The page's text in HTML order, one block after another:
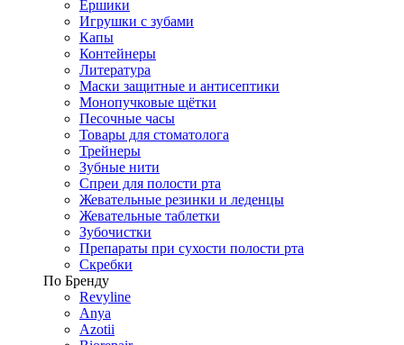
Ершики
Игрушки с зубами
Капы
Контейнеры
Литература
Маски защитные и антисептики
Монопучковые щётки
Песочные часы
Товары для стоматолога
Трейнеры
Зубные нити
Спреи для полости рта
Жевательные резинки и леденцы
Жевательные таблетки
Зубочистки
Препараты при сухости полости рта
Скребки
По Бренду
Revyline
Anya
Azotii